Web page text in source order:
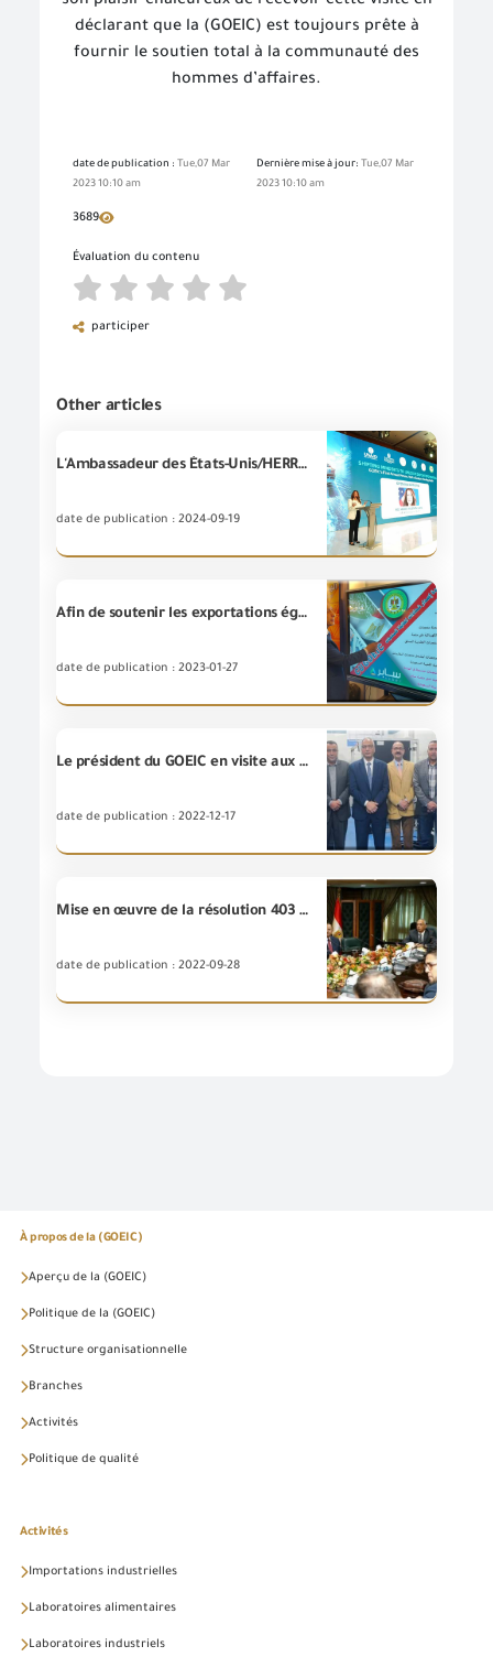
déclarant que la (GOEIC) est toujours prête à
fournir le soutien total à la communauté des
hommes d’affaires.
date de publication : Tue,07 Mar
2023 10:10 am
Dernière mise à jour: Tue,07 Mar
2023 10:10 am
3689
Évaluation du contenu
participer
Other articles
L'Ambassadeur des États-Unis/HERRO MUSTAFA GARG lors du premier forum annuel organisé par la (GOEIC), sous le titre de (développer les concepts pour lancer les exportations) : nous suivons des étapes concrètes afin de faciliter le mouvement du commerce entre les marchés et créer un environnement favorable au commerce, au profit de l'Égypte.
date de publication : 2024-09-19
Afin de soutenir les exportations égyptiennes,GOEIC participe aux activités de la 17e session de la Foire internationale du cuir du Caire
date de publication : 2023-01-27
Le président du GOEIC en visite aux laboratoires de L’Autorité au siège du port de Sokhna
date de publication : 2022-12-17
Mise en œuvre de la résolution 403 de 2022 concernant l'importation de certaines marchandises conformément à l'annexe 3 du règlement 770 de 2005
date de publication : 2022-09-28
À propos de la (GOEIC)
Aperçu de la (GOEIC)
Politique de la (GOEIC)
Structure organisationnelle
Branches
Activités
Politique de qualité
Activités
Importations industrielles
Laboratoires alimentaires
Laboratoires industriels